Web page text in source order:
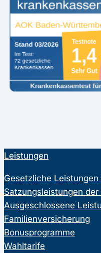
Leistungen
Gesetzliche
Satzungsleistungen
Ausgeschlossene
Familienversicherung
Bonusprogramme
Wahltarife